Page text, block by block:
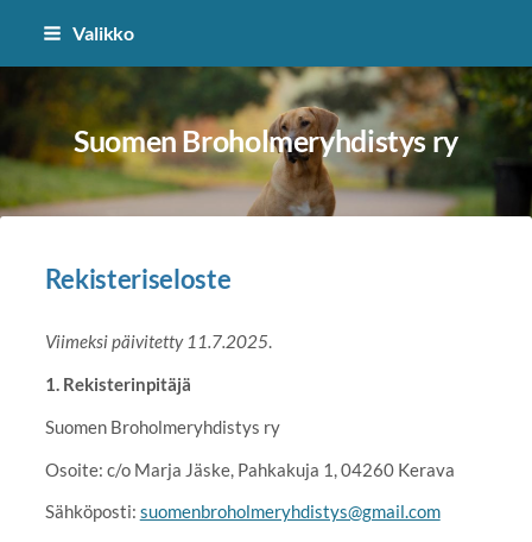
Siirry
sisältöön
Valikko
Suomen Broholmeryhdistys ry
Rekisteriseloste
Viimeksi päivitetty 11.7.2025.
1. Rekisterinpitäjä
Suomen Broholmeryhdistys ry
Osoite: c/o Marja Jäske, Pahkakuja 1, 04260 Kerava
Sähköposti: suomenbroholmeryhdistys@gmail.com